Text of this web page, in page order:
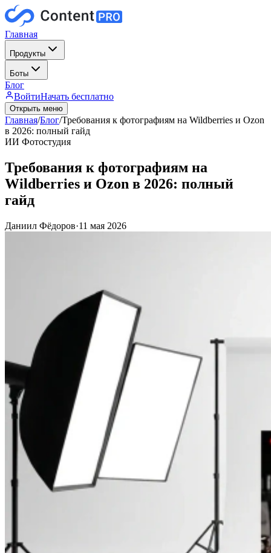
Главная
Продукты
Боты
Блог
ВойтиНачать бесплатно
Открыть меню
Главная/Блог/Требования к фотографиям на Wildberries и Ozon
в 2026: полный гайд
ИИ Фотостудия
Требования к фотографиям на
Wildberries и Ozon в 2026: полный
гайд
Даниил Фёдоров·11 мая 2026